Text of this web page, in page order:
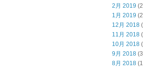
2月 2019
1月 2019
12月 2018
11月 2018
10月 2018
9月 2018
8月 2018